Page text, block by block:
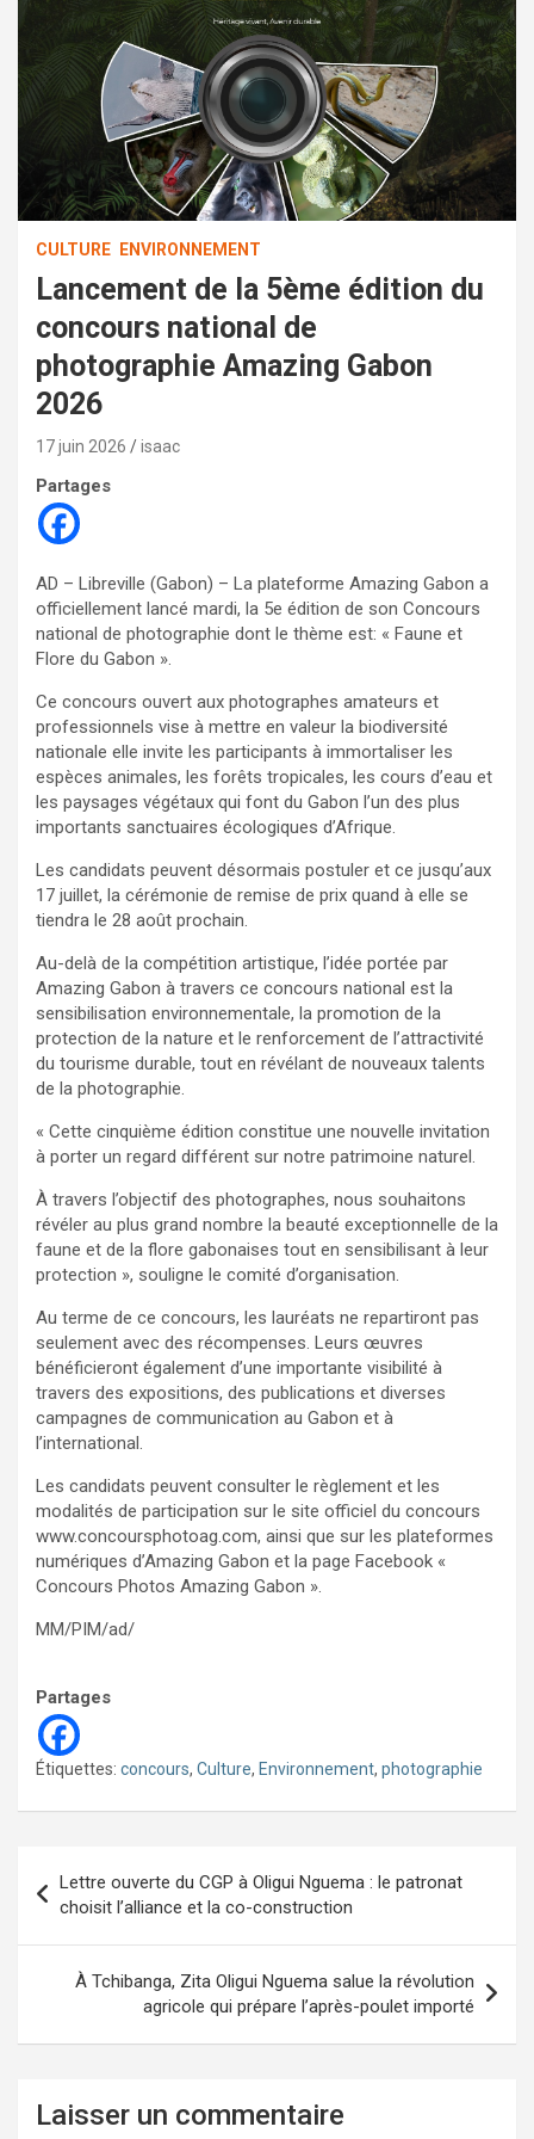
CULTURE ENVIRONNEMENT
Lancement de la 5ème édition du
concours national de
photographie Amazing Gabon
2026
17 juin 2026 isaac
Partages
AD – Libreville (Gabon) – La plateforme Amazing Gabon a
officiellement lancé mardi, la 5e édition de son Concours
national de photographie dont le thème est: « Faune et
Flore du Gabon ».
Ce concours ouvert aux photographes amateurs et
professionnels vise à mettre en valeur la biodiversité
nationale elle invite les participants à immortaliser les
espèces animales, les forêts tropicales, les cours d’eau et
les paysages végétaux qui font du Gabon l’un des plus
importants sanctuaires écologiques d’Afrique.
Les candidats peuvent désormais postuler et ce jusqu’aux
17 juillet, la cérémonie de remise de prix quand à elle se
tiendra le 28 août prochain.
Au-delà de la compétition artistique, l’idée portée par
Amazing Gabon à travers ce concours national est la
sensibilisation environnementale, la promotion de la
protection de la nature et le renforcement de l’attractivité
du tourisme durable, tout en révélant de nouveaux talents
de la photographie.
« Cette cinquième édition constitue une nouvelle invitation
à porter un regard différent sur notre patrimoine naturel.
À travers l’objectif des photographes, nous souhaitons
révéler au plus grand nombre la beauté exceptionnelle de la
faune et de la flore gabonaises tout en sensibilisant à leur
protection », souligne le comité d’organisation.
Au terme de ce concours, les lauréats ne repartiront pas
seulement avec des récompenses. Leurs œuvres
bénéficieront également d’une importante visibilité à
travers des expositions, des publications et diverses
campagnes de communication au Gabon et à
l’international.
Les candidats peuvent consulter le règlement et les
modalités de participation sur le site officiel du concours
www.concoursphotoag.com, ainsi que sur les plateformes
numériques d’Amazing Gabon et la page Facebook «
Concours Photos Amazing Gabon ».
MM/PIM/ad/
Partages
Étiquettes: concours, Culture, Environnement, photographie
de
l’article
Lettre ouverte du CGP à Oligui Nguema : le patronat
choisit l’alliance et la co-construction
À Tchibanga, Zita Oligui Nguema salue la révolution
agricole qui prépare l’après-poulet importé
Laisser un commentaire